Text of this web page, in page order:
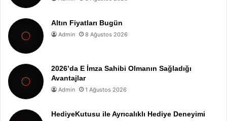
Altın Fiyatları Bugün
Admin 8 Ağustos 2026
2026’da E İmza Sahibi Olmanın Sağladığı
Avantajlar
Admin 1 Ağustos 2026
HediyeKutusu ile Ayrıcalıklı Hediye Deneyimi